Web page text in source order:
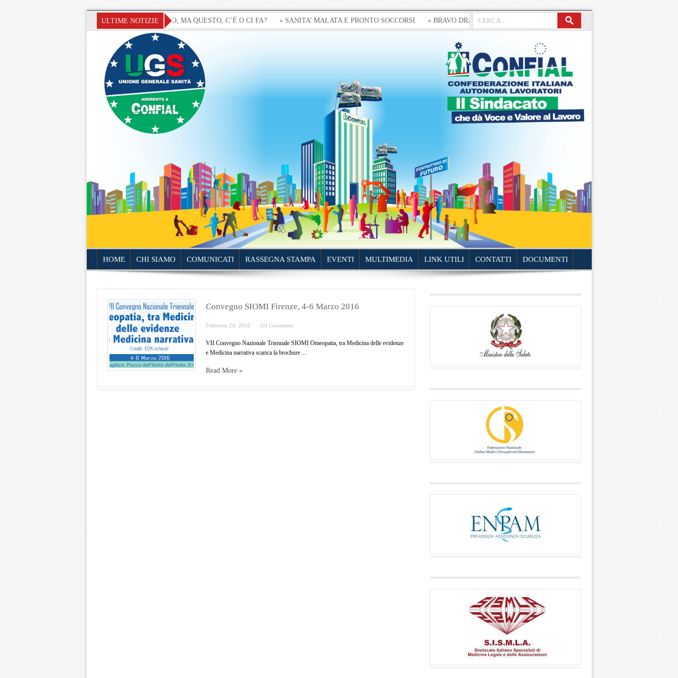
ULTIME NOTIZIE
» SANITA’ ED ECONOMIA AL COLLASSO, MA QUESTO, C’É O CI FA? » SANITA’ MALATA E PRONTO SOCCORSI » BRAVO DRAGHI, “SCIENZIATO” CHE DOVEVA SANARE L’ITALIA, CONTINUA
HOME CHI SIAMO COMUNICATI RASSEGNA STAMPA EVENTI MULTIMEDIA LINK UTILI CONTATTI DOCUMENTI
Convegno SIOMI Firenze, 4-6 Marzo 2016
Febbraio 24, 2016 (0) Comments
VII Convegno Nazionale Triennale SIOMI Omeopatia, tra Medicina delle evidenze
e Medicina narrativa scarica la brochure ...
Read More »